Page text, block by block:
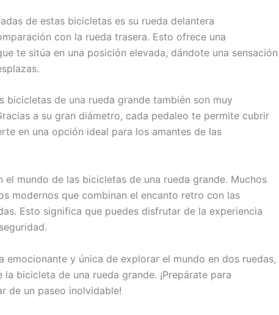
de estas bicicletas es su rueda delantera
con la rueda trasera. Esto ofrece una
te sitúa en una posición elevada, dándote una sensación
bicicletas de una rueda grande también son muy
a su gran diámetro, cada pedaleo te permite cubrir
en una opción ideal para los amantes de las
el mundo de las bicicletas de una rueda grande. Muchos
modernos que combinan el encanto retro con las
Esto significa que puedes disfrutar de la experiencia
emocionante y única de explorar el mundo en dos ruedas,
bicicleta de una rueda grande. ¡Prepárate para
de un paseo inolvidable!